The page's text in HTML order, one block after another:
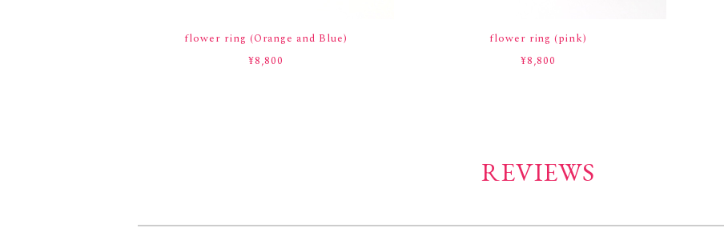
flower ring (Orange and Blue)
¥8,800
flower ring (pink)
¥8,800
REVIEWS